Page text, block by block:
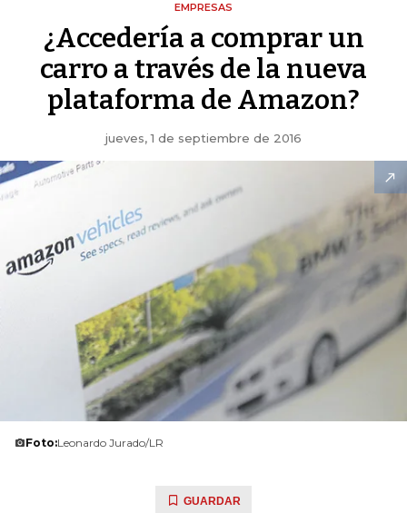
EMPRESAS
¿Accedería a comprar un
carro a través de la nueva
plataforma de Amazon?
jueves, 1 de septiembre de 2016
Foto:Leonardo Jurado/LR
GUARDAR